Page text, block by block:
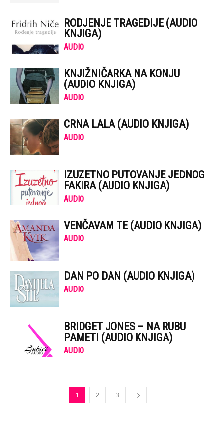
RODJENJE TRAGEDIJE (AUDIO
KNJIGA)
AUDIO
KNJIŽNIČARKA NA KONJU
(AUDIO KNJIGA)
AUDIO
CRNA LALA (AUDIO KNJIGA)
AUDIO
IZUZETNO PUTOVANJE JEDNOG
FAKIRA (AUDIO KNJIGA)
AUDIO
VENČAVAM TE (AUDIO KNJIGA)
AUDIO
DAN PO DAN (AUDIO KNJIGA)
AUDIO
BRIDGET JONES – NA RUBU
PAMETI (AUDIO KNJIGA)
AUDIO
1 2 3